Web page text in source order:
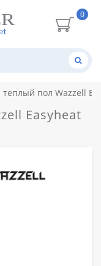
0
пол Wazzell
Easyheat